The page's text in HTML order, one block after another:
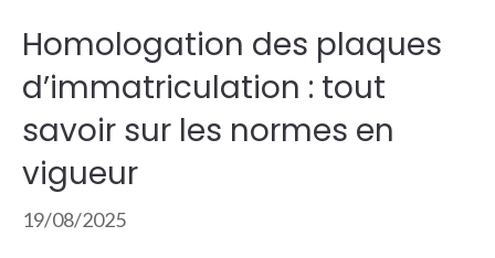
Homologation des plaques
d’immatriculation : tout
savoir sur les normes en
vigueur
19/08/2025